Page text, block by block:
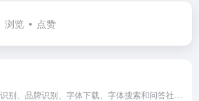
浏览 点赞